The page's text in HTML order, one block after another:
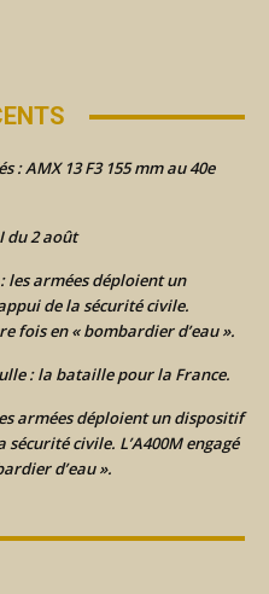
: AMX 13 F3 155 mm au 40e
du 2 août
les armées déploient un
de la sécurité civile.
fois en « bombardier d’eau ».
: la bataille pour la France.
armées déploient un dispositif
civile. L’A400M engagé
d’eau ».